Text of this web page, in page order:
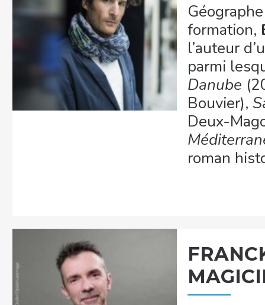
formation,
l’auteur
parmi
Danube
Bouvier),
Deux-
roman